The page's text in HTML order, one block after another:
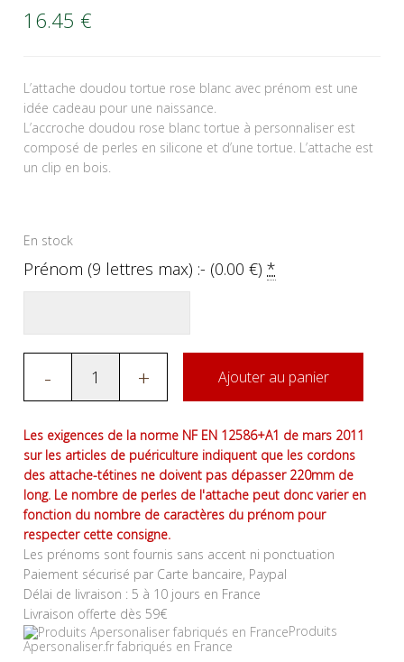
16.45 €
L’attache doudou tortue rose blanc avec prénom est une
idée cadeau pour une naissance.
L’accroche doudou rose blanc tortue à personnaliser est
composé de perles en silicone et d’une tortue. L’attache est
un clip en bois.
En stock
Prénom (9 lettres max) :- (0.00€)*
- + Ajouter au panier
Les exigences de la norme NF EN 12586+A1 de mars 2011
sur les articles de puériculture indiquent que les cordons
des attache-tétines ne doivent pas dépasser 220mm de
long. Le nombre de perles de l'attache peut donc varier en
fonction du nombre de caractères du prénom pour
respecter cette consigne.
Les prénoms sont fournis sans accent ni ponctuation
Paiement sécurisé par Carte bancaire, Paypal
Délai de livraison : 5 à 10 jours en France
Livraison offerte dès 59€
Produits
Apersonaliser.fr fabriqués en France